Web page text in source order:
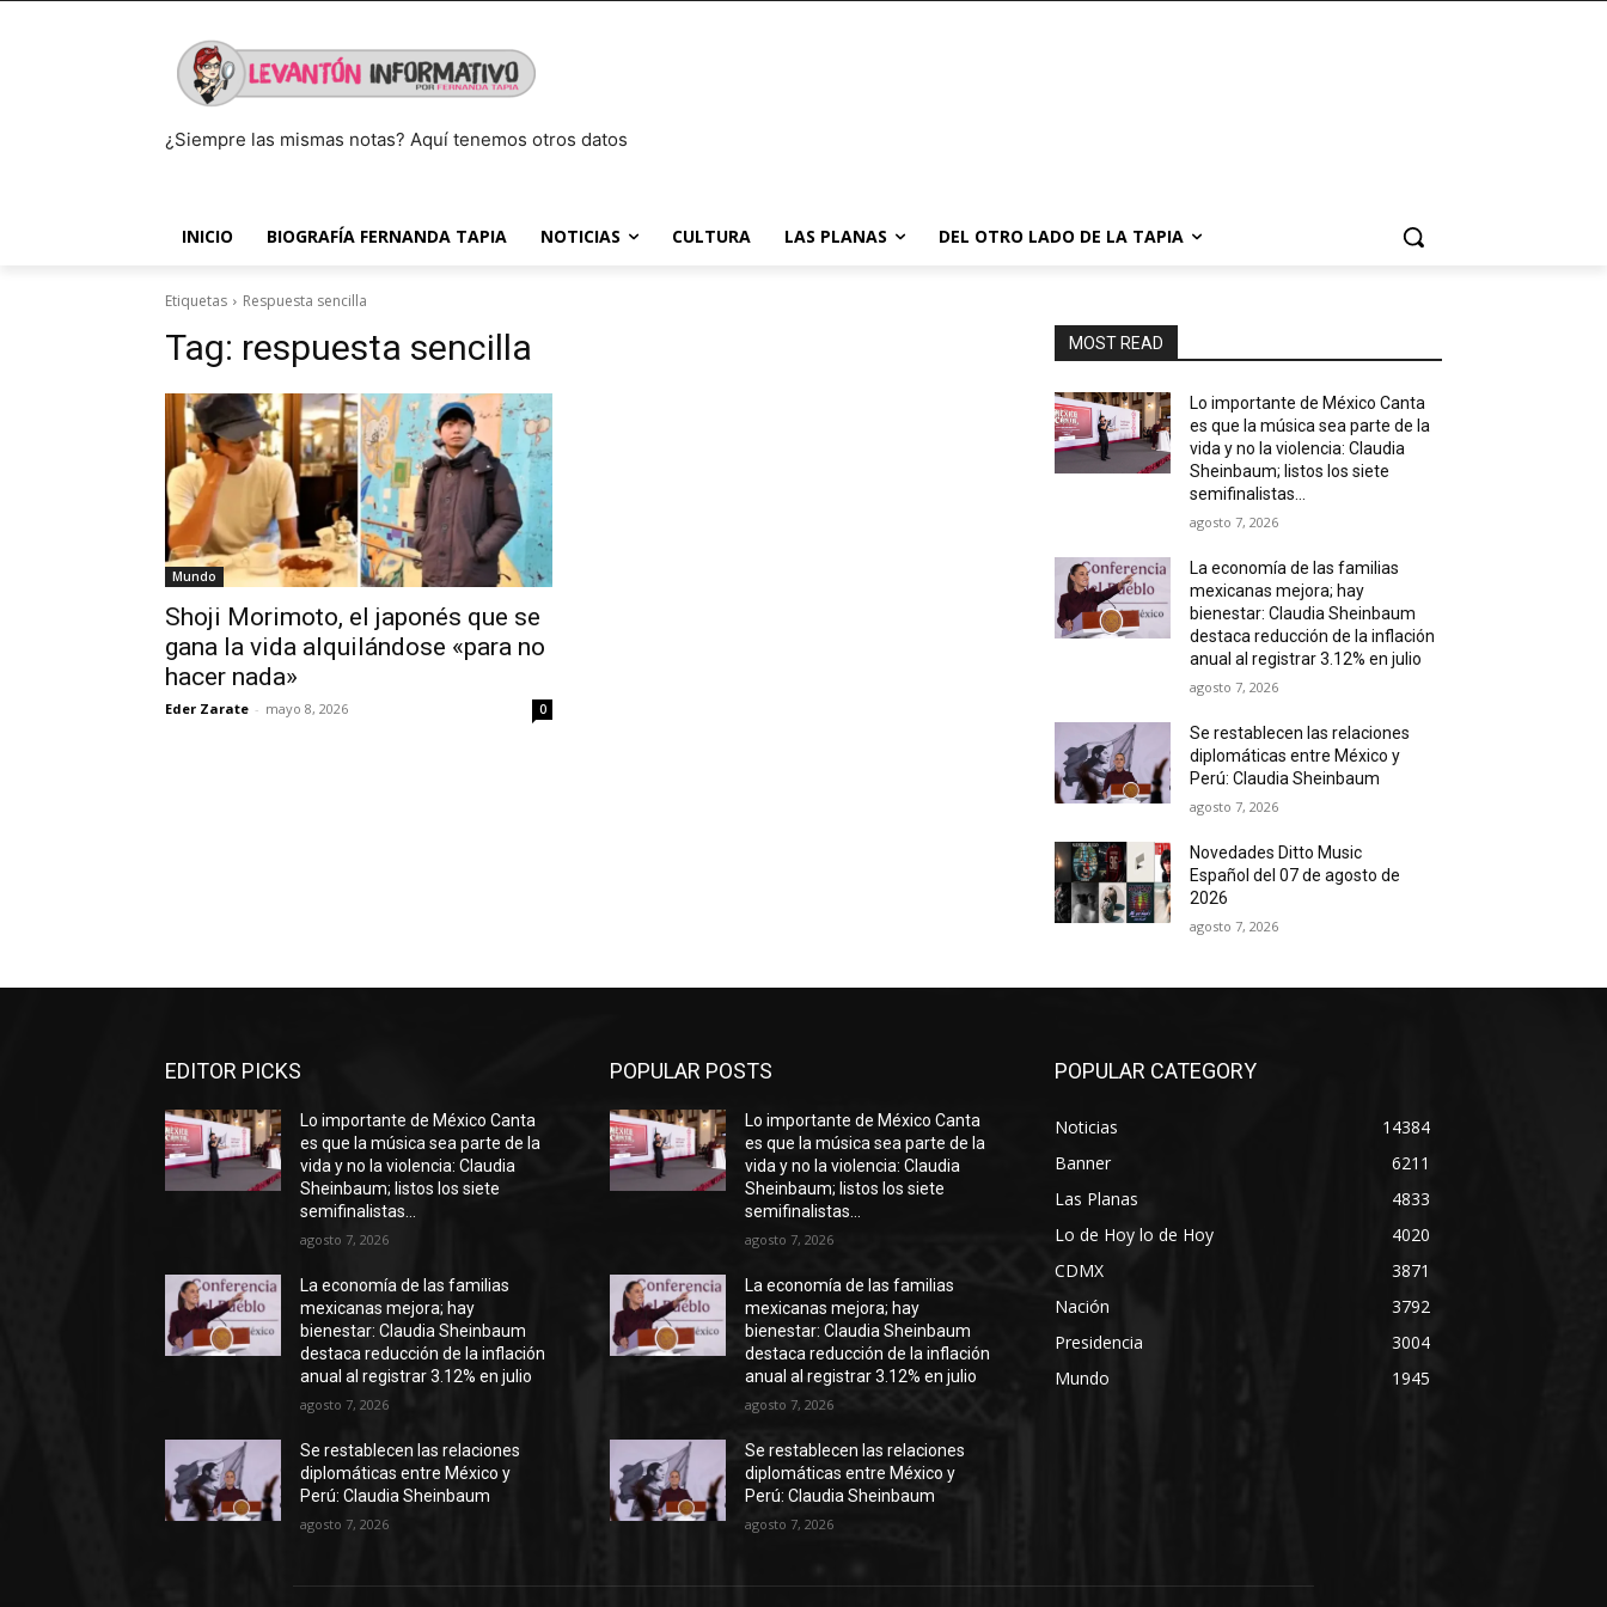
¿Siempre las mismas notas? Aquí tenemos otros datos
INICIO BIOGRAFÍA FERNANDA TAPIA NOTICIAS CULTURA LAS PLANAS DEL OTRO LADO DE LA TAPIA
Etiquetas Respuesta sencilla
Tag: respuesta sencilla
Mundo
Shoji Morimoto, el japonés que se
gana la vida alquilándose «para no
hacer nada»
Eder Zarate - mayo 8, 2026 0
MOST READ
Lo importante de México Canta
es que la música sea parte de la
vida y no la violencia: Claudia
Sheinbaum; listos los siete
semifinalistas...
agosto 7, 2026
La economía de las familias
mexicanas mejora; hay
bienestar: Claudia Sheinbaum
destaca reducción de la inflación
anual al registrar 3.12% en julio
agosto 7, 2026
Se restablecen las relaciones
diplomáticas entre México y
Perú: Claudia Sheinbaum
agosto 7, 2026
Novedades Ditto Music
Español del 07 de agosto de
2026
agosto 7, 2026
EDITOR PICKS
Lo importante de México Canta
es que la música sea parte de la
vida y no la violencia: Claudia
Sheinbaum; listos los siete
semifinalistas...
agosto 7, 2026
La economía de las familias
mexicanas mejora; hay
bienestar: Claudia Sheinbaum
destaca reducción de la inflación
anual al registrar 3.12% en julio
agosto 7, 2026
Se restablecen las relaciones
diplomáticas entre México y
Perú: Claudia Sheinbaum
agosto 7, 2026
POPULAR POSTS
Lo importante de México Canta
es que la música sea parte de la
vida y no la violencia: Claudia
Sheinbaum; listos los siete
semifinalistas...
agosto 7, 2026
La economía de las familias
mexicanas mejora; hay
bienestar: Claudia Sheinbaum
destaca reducción de la inflación
anual al registrar 3.12% en julio
agosto 7, 2026
Se restablecen las relaciones
diplomáticas entre México y
Perú: Claudia Sheinbaum
agosto 7, 2026
POPULAR CATEGORY
Noticias
14384
Banner
6211
Las Planas
4833
Lo de Hoy lo de Hoy
4020
CDMX
3871
Nación
3792
Presidencia
3004
Mundo
1945